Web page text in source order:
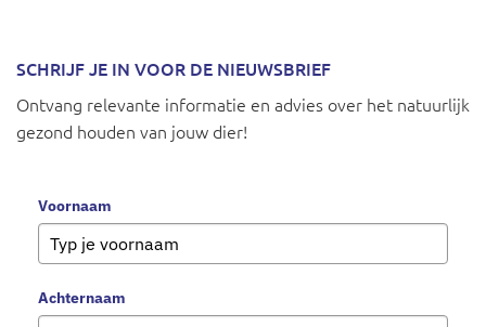
SCHRIJF JE IN VOOR DE NIEUWSBRIEF
Ontvang relevante informatie en advies over het natuurlijk
gezond houden van jouw dier!
Voornaam
Achternaam